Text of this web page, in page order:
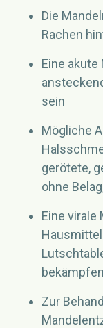
Die
Rachen
Eine
sein
Mögliche
gerötete,
ohne
Eine
bekämpfen
Zur